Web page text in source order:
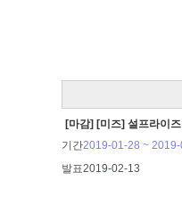
[마감] [미즈] 설프라이
기간2019-01-28 ~ 2019-
발표2019-02-13